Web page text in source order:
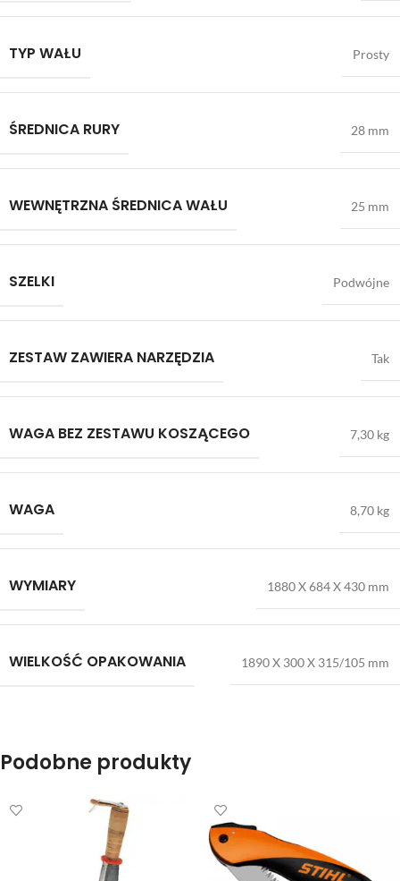
TYP WAŁU Prosty
ŚREDNICA RURY 28 mm
WEWNĘTRZNA ŚREDNICA WAŁU 25 mm
SZELKI Podwójne
ZESTAW ZAWIERA NARZĘDZIA Tak
WAGA BEZ ZESTAWU KOSZĄCEGO 7,30 kg
WAGA 8,70 kg
WYMIARY 1880 X 684 X 430 mm
WIELKOŚĆ OPAKOWANIA 1890 X 300 X 315/105 mm
Podobne produkty